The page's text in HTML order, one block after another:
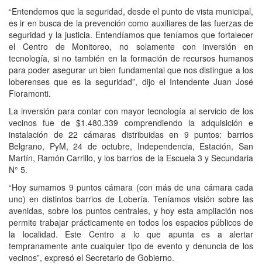
“Entendemos que la seguridad, desde el punto de vista municipal,
es ir en busca de la prevención como auxiliares de las fuerzas de
seguridad y la justicia. Entendíamos que teníamos que fortalecer
el Centro de Monitoreo, no solamente con inversión en
tecnología, si no también en la formación de recursos humanos
para poder asegurar un bien fundamental que nos distingue a los
loberenses que es la seguridad”, dijo el Intendente Juan José
Fioramonti.
La inversión para contar con mayor tecnología al servicio de los
vecinos fue de $1.480.339 comprendiendo la adquisición e
instalación de 22 cámaras distribuidas en 9 puntos: barrios
Belgrano, PyM, 24 de octubre, Independencia, Estación, San
Martín, Ramón Carrillo, y los barrios de la Escuela 3 y Secundaria
N° 5.
“Hoy sumamos 9 puntos cámara (con más de una cámara cada
uno) en distintos barrios de Lobería. Teníamos visión sobre las
avenidas, sobre los puntos centrales, y hoy esta ampliación nos
permite trabajar prácticamente en todos los espacios públicos de
la localidad. Este Centro a lo que apunta es a alertar
tempranamente ante cualquier tipo de evento y denuncia de los
vecinos”, expresó el Secretario de Gobierno.